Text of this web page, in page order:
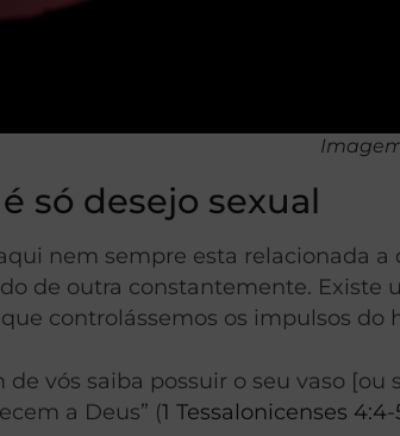
só desejo sexual
nem sempre esta relacionada a
de outra constantemente.
controlássemos os impulsos do
de vós saiba possuir o seu vaso
a Deus” (1 Tessalonicenses 4:4-